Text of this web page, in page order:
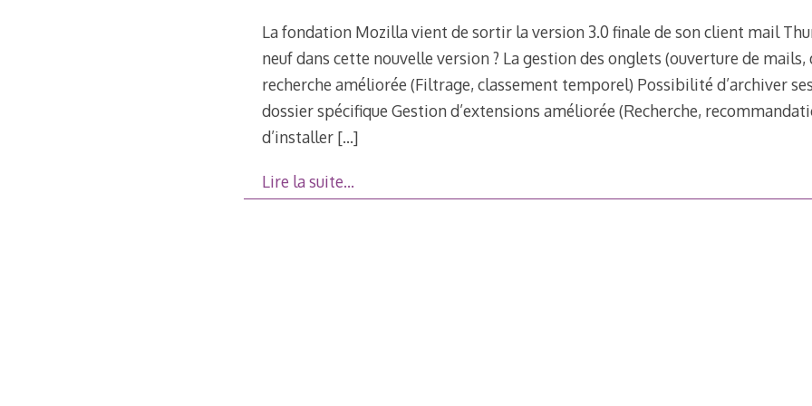
La fondation Mozilla vient de sortir la version 3.0 finale de son client mail
neuf dans cette nouvelle version ? La gestion des onglets (ouverture de
recherche améliorée (Filtrage, classement temporel) Possibilité d’archiver
dossier spécifique Gestion d’extensions améliorée (Recherche,
d’installer […]
Lire la suite…